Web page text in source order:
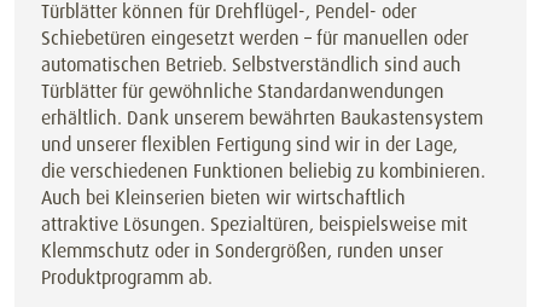
Türblätter können für Drehflügel-, Pendel- oder
Schiebetüren eingesetzt werden – für manuellen oder
automatischen Betrieb. Selbstverständlich sind auch
Türblätter für gewöhnliche Standardanwendungen
erhältlich. Dank unserem bewährten Baukastensystem
und unserer flexiblen Fertigung sind wir in der Lage,
die verschiedenen Funktionen beliebig zu kombinieren.
Auch bei Kleinserien bieten wir wirtschaftlich
attraktive Lösungen. Spezialtüren, beispielsweise mit
Klemmschutz oder in Sondergrößen, runden unser
Produktprogramm ab.